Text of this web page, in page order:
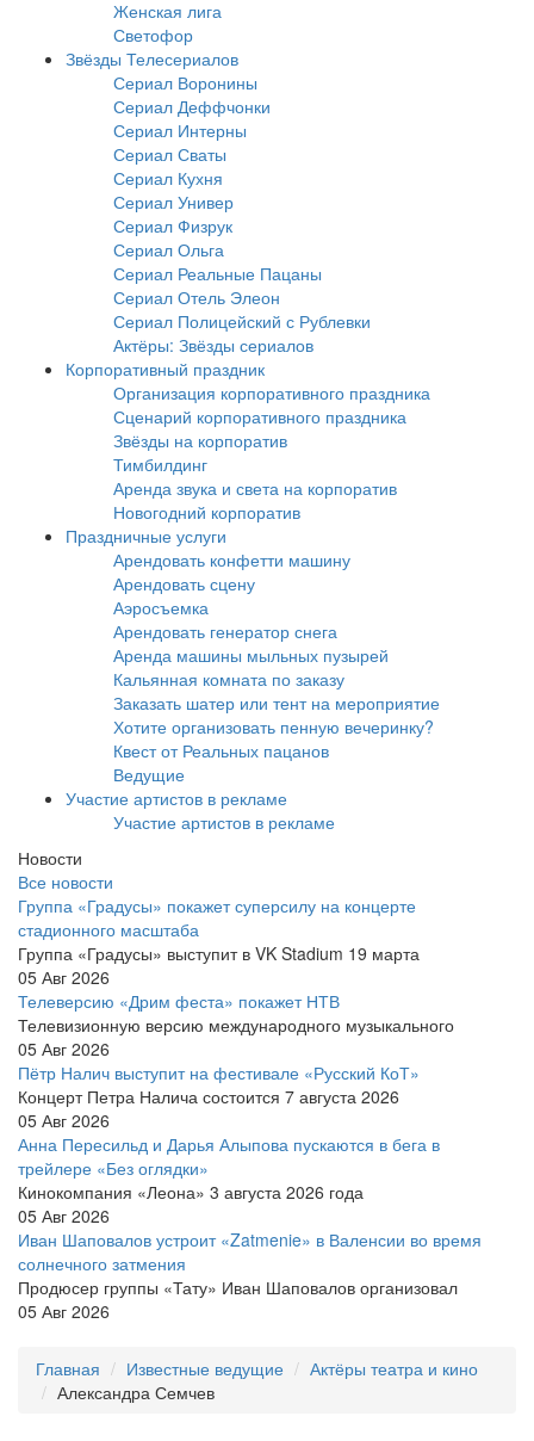
Женская лига
Светофор
Звёзды Телесериалов
Сериал Воронины
Сериал Деффчонки
Сериал Интерны
Сериал Сваты
Сериал Кухня
Сериал Универ
Сериал Физрук
Сериал Ольга
Сериал Реальные Пацаны
Сериал Отель Элеон
Сериал Полицейский с Рублевки
Актёры: Звёзды сериалов
Корпоративный праздник
Организация корпоративного праздника
Сценарий корпоративного праздника
Звёзды на корпоратив
Тимбилдинг
Аренда звука и света на корпоратив
Новогодний корпоратив
Праздничные услуги
Арендовать конфетти машину
Арендовать сцену
Аэросъемка
Арендовать генератор снега
Аренда машины мыльных пузырей
Кальянная комната по заказу
Заказать шатер или тент на мероприятие
Хотите организовать пенную вечеринку?
Квест от Реальных пацанов
Ведущие
Участие артистов в рекламе
Участие артистов в рекламе
Новости
Все новости
Группа «Градусы» покажет суперсилу на концерте
стадионного масштаба
Группа «Градусы» выступит в VK Stadium 19 марта
05 Авг 2026
Телеверсию «Дрим феста» покажет НТВ
Телевизионную версию международного музыкального
05 Авг 2026
Пётр Налич выступит на фестивале «Русский КоТ»
Концерт Петра Налича состоится 7 августа 2026
05 Авг 2026
Анна Пересильд и Дарья Алыпова пускаются в бега в
трейлере «Без оглядки»
Кинокомпания «Леона» 3 августа 2026 года
05 Авг 2026
Иван Шаповалов устроит «Zatmenie» в Валенсии во время
солнечного затмения
Продюсер группы «Тату» Иван Шаповалов организовал
05 Авг 2026
Главная Известные ведущие
Актёры театра и кино
Александра Семчев